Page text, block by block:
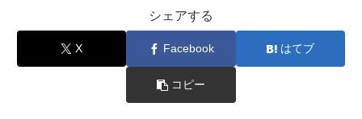
シェアする
X Facebook はてブ
コピー